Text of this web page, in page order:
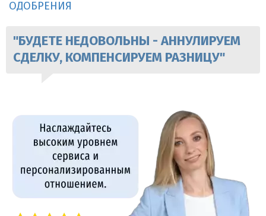
ОДОБРЕНИЯ
"БУДЕТЕ НЕДОВОЛЬНЫ - АННУЛИРУЕМ
СДЕЛКУ, КОМПЕНСИРУЕМ РАЗНИЦУ"